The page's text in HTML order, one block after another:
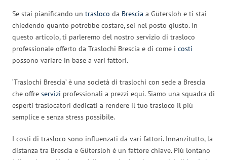
Se stai pianificando un trasloco da Brescia a Gütersloh e ti stai
chiedendo quanto potrebbe costare, sei nel posto giusto. In
questo articolo, ti parleremo del nostro servizio di trasloco
professionale offerto da Traslochi Brescia e di come i costi
possono variare in base a vari fattori.
‘Traslochi Brescia’ è una società di traslochi con sede a Brescia
che offre servizi professionali a prezzi equi. Siamo una squadra di
esperti traslocatori dedicati a rendere il tuo trasloco il più
semplice e senza stress possibile.
I costi di trasloco sono influenzati da vari fattori. Innanzitutto, la
distanza tra Brescia e Gütersloh è un fattore chiave. Più lontano